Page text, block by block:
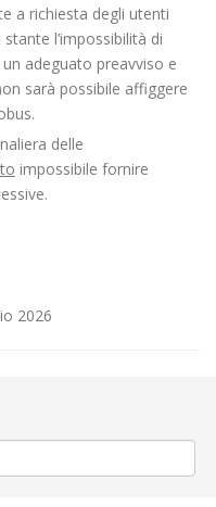
a richiesta degli utenti
l’impossibilità di
adeguato preavviso e
sarà possibile affiggere
delle
impossibile fornire
2026